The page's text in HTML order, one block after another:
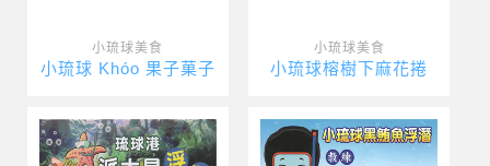
小琉球美食
小琉球 Khóo 果子菓子
小琉球美食
小琉球榕樹下麻花捲